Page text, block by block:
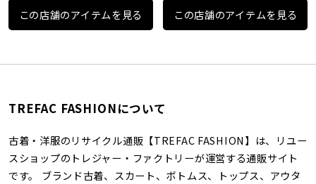
この店舗のアイテムを見る
この店舗のアイテムを見る
TREFAC FASHIONについて
古着・洋服のリサイクル通販【TREFAC FASHION】は、リユー
スショップのトレジャー・ファクトリーが運営する通販サイト
です。 ブランド古着、スカート、ボトムス、トップス、アウタ